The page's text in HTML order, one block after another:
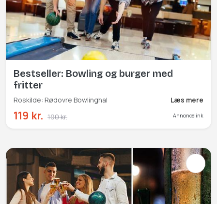
Bestseller: Bowling og burger med
fritter
Roskilde: Rødovre Bowlinghal Læs mere
119 kr. 190 kr. Annoncelink